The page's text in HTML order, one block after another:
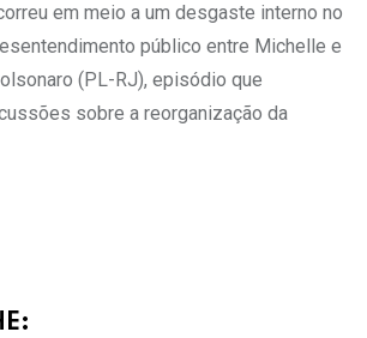
em meio a um desgaste interno no
público entre Michelle e
(PL-RJ), episódio que
sobre a reorganização da